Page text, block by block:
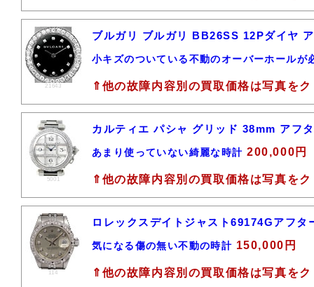
21643
ブルガリ ブルガリ BB26SS 12Pダイヤ
小キズのついている不動のオーバーホールが
⇑他の故障内容別の買取価格は写真を
5001
カルティエ パシャ グリッド 38mm アフ
あまり使っていない綺麗な時計 200,000円
⇑他の故障内容別の買取価格は写真を
114
ロレックスデイトジャスト69174Gアフ
気になる傷の無い不動の時計 150,000円
⇑他の故障内容別の買取価格は写真を